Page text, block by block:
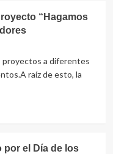
“Hagamos
proyectos a diferentes
raíz de esto, la
por el Día de los